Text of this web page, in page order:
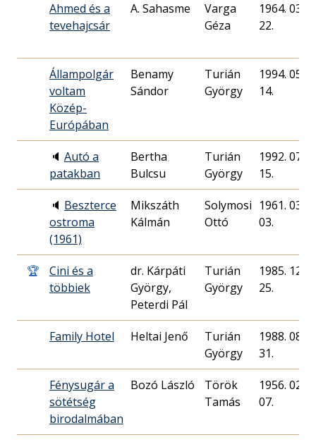
Ahmed és a
tevehajcsár
A. Sahasme
Varga
Géza
1964. 03.
22.
Állampolgár
voltam
Közép-
Európában
Benamy
Sándor
Turián
György
1994. 05.
14.
🔈 Autó a
patakban
Bertha
Turián
György
1992. 07.
15.
🔈 Beszterce
ostroma
(1961)
Mikszáth
Kálmán
Solymosi
Ottó
1961. 03.
03.
🏆
Cini és a
többiek
dr. Kárpáti
György,
Peterdi Pál
Turián
György
1985. 12.
25.
Family Hotel Heltai Jenő
Turián
György
1988. 08.
31.
Fénysugár a
sötétség
birodalmában
Bozó László
Török
Tamás
1956. 02.
07.